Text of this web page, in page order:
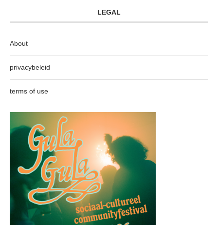
LEGAL
About
privacybeleid
terms of use